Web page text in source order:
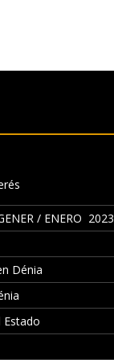
/ ENERO 2023
Dénia
Estado